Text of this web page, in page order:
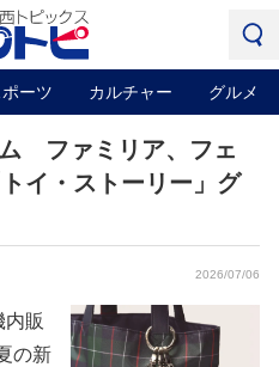
ーツ カルチャー グルメ
ファミリア、フェ
イ・ストーリー」グ
2026/07/06
内販
の新